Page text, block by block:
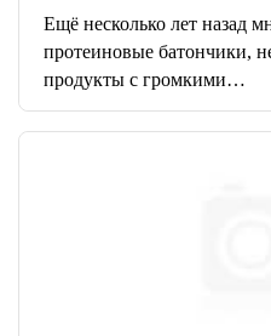
Ещё несколько лет назад
протеиновые батончики,
продукты с громкими…